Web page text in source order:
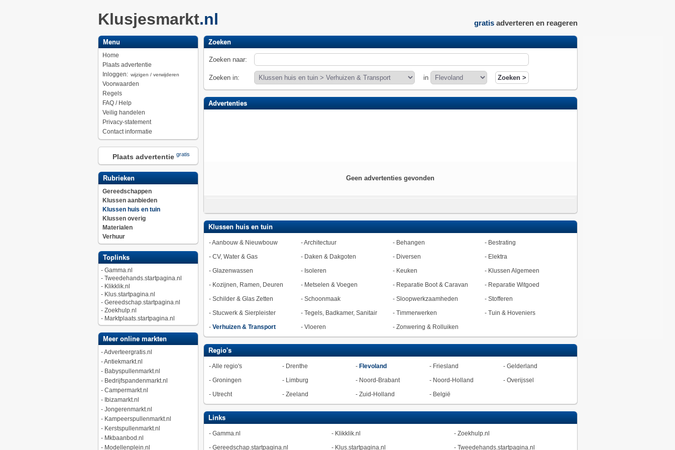
Klusjesmarkt.nl gratisadverteren en reageren
Menu
Home
Plaats advertentie
Inloggen: wijzigen / verwijderen
Voorwaarden
Regels
FAQ / Help
Veilig handelen
Privacy-statement
Contact informatie
Plaats advertentie gratis
Rubrieken
Gereedschappen
Klussen aanbieden
Klussen huis en tuin
Klussen overig
Materialen
Verhuur
Toplinks
- Gamma.nl
- Tweedehands.startpagina.nl
- Klikklik.nl
- Klus.startpagina.nl
- Gereedschap.startpagina.nl
- Zoekhulp.nl
- Marktplaats.startpagina.nl
Meer online markten
-Adverteergratis.nl
-Antiekmarkt.nl
- Babyspullenmarkt.nl
- Bedrijfspandenmarkt.nl
- Campermarkt.nl
- Ibizamarkt.nl
- Jongerenmarkt.nl
- Kampeerspullenmarkt.nl
- Kerstspullenmarkt.nl
- Mkbaanbod.nl
- Modellenplein.nl
Zoeken
Zoeken naar:
Zoeken in: in
Advertenties
Geen advertenties gevonden
Klussen huis en tuin
-Aanbouw & Nieuwbouw -Architectuur - Behangen - Bestrating
- CV, Water & Gas - Daken & Dakgoten - Diversen - Elektra
- Glazenwassen - Isoleren - Keuken - Klussen Algemeen
- Kozijnen, Ramen, Deuren - Metselen & Voegen - Reparatie Boot & Caravan - Reparatie Witgoed
- Schilder & Glas Zetten - Schoonmaak - Sloopwerkzaamheden - Stofferen
- Stucwerk & Sierpleister - Tegels, Badkamer, Sanitair - Timmerwerken - Tuin & Hoveniers
- Verhuizen & Transport - Vloeren - Zonwering & Rolluiken
Regio's
-Alle regio's - Drenthe - Flevoland - Friesland - Gelderland
- Groningen - Limburg - Noord-Brabant - Noord-Holland - Overijssel
- Utrecht - Zeeland - Zuid-Holland - België
Links
- Gamma.nl - Klikklik.nl - Zoekhulp.nl
- Gereedschap.startpagina.nl - Klus.startpagina.nl - Tweedehands.startpagina.nl